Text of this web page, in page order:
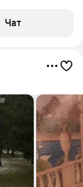
МЕСЯЦ + СВЕТ.
Чат